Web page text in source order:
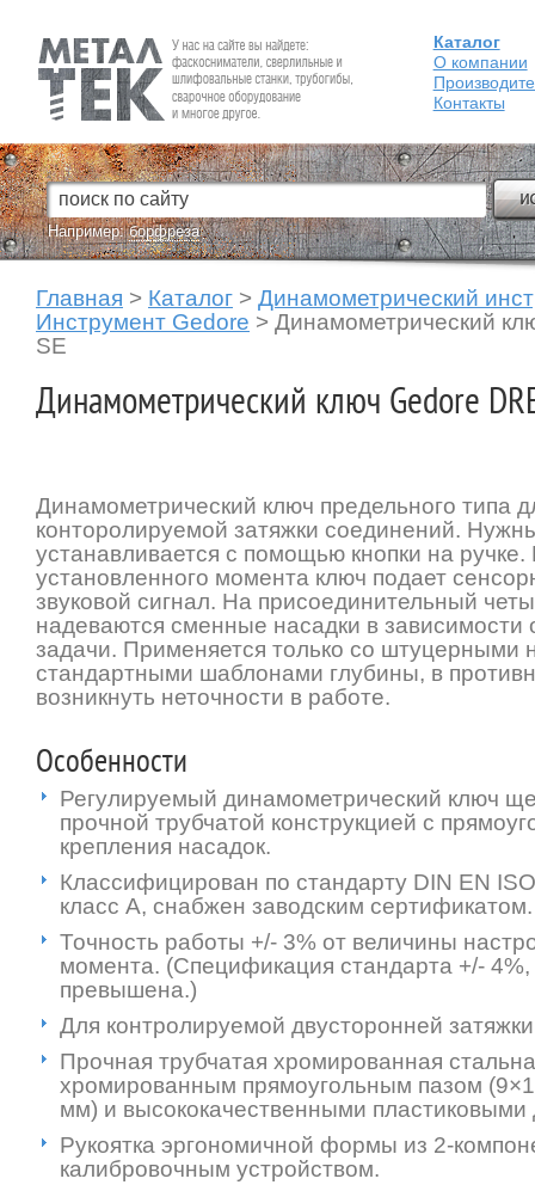
Fein — Профессиональный электроинструмент для обработки
металла.
Каталог
О компании
Контакты
Например:борфреза
Главная > Каталог > Динамометрический
Инструмент Gedore > Динамометрический
SE
Динамометрический ключ Gedore
Динамометрический ключ предельного типа
конторолируемой затяжки соединений.
устанавливается с помощью кнопки на
установленного момента ключ подает
звуковой сигнал. На присоединительный
надеваются сменные насадки в
задачи. Применяется только со штуцерными
стандартными шаблонами глубины, в
возникнуть неточности в работе.
Особенности
Регулируемый динамометрический ключ
прочной трубчатой конструкцией с
крепления насадок.
Классифицирован по стандарту DIN EN
класс А, снабжен заводским сертификатом.
Точность работы +/- 3% от величины
момента. (Спецификация стандарта +/-
превышена.)
Для контролируемой двусторонней
Прочная трубчатая хромированная
хромированным прямоугольным пазом
мм) и высококачественными пластиковыми
Рукоятка эргономичной формы из 2-
калибровочным устройством.